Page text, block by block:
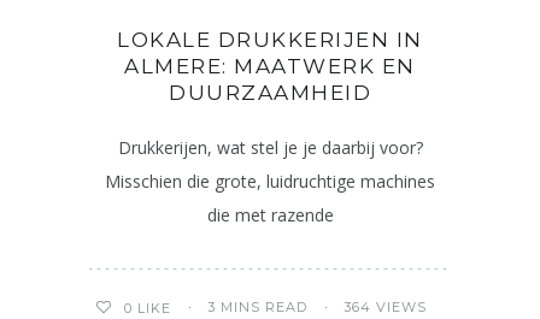
LOKALE DRUKKERIJEN IN
ALMERE: MAATWERK EN
DUURZAAMHEID
Drukkerijen, wat stel je je daarbij voor?
Misschien die grote, luidruchtige machines
die met razende
0 LIKE 3 MINS READ 364 VIEWS